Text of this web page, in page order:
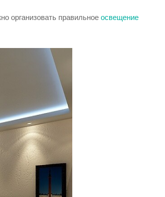
организовать правильное освещение